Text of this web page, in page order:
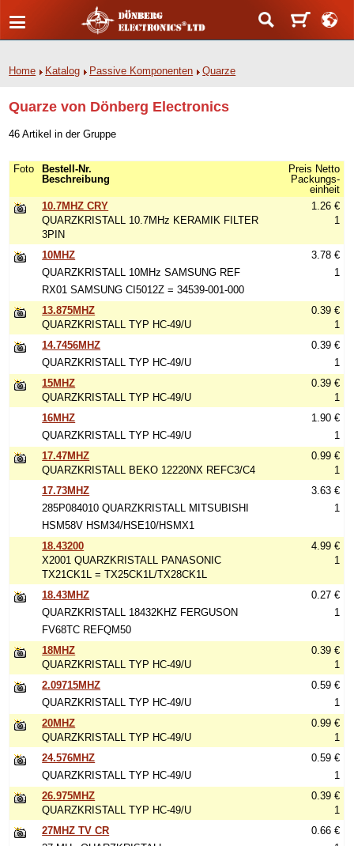
Home Katalog Passive Komponenten Quarze
Quarze von Dönberg Electronics
46 Artikel in der Gruppe
Foto
Bestell-Nr.
Beschreibung
Preis Netto
Packungs-
einheit
10.7MHZ CRY
QUARZKRISTALL 10.7MHz KERAMIK FILTER
3PIN
1.26 €
1
10MHZ
QUARZKRISTALL 10MHz SAMSUNG REF
RX01 SAMSUNG CI5012Z = 34539-001-000
3.78 €
1
13.875MHZ
QUARZKRISTALL TYP HC-49/U
0.39 €
1
14.7456MHZ
QUARZKRISTALL TYP HC-49/U
0.39 €
1
15MHZ
QUARZKRISTALL TYP HC-49/U
0.39 €
1
16MHZ
QUARZKRISTALL TYP HC-49/U
1.90 €
1
17.47MHZ
QUARZKRISTALL BEKO 12220NX REFC3/C4
0.99 €
1
17.73MHZ
285P084010 QUARZKRISTALL MITSUBISHI
HSM58V HSM34/HSE10/HSMX1
3.63 €
1
18.43200
X2001 QUARZKRISTALL PANASONIC
TX21CK1L = TX25CK1L/TX28CK1L
4.99 €
1
18.43MHZ
QUARZKRISTALL 18432KHZ FERGUSON
FV68TC REFQM50
0.27 €
1
18MHZ
QUARZKRISTALL TYP HC-49/U
0.39 €
1
2.09715MHZ
QUARZKRISTALL TYP HC-49/U
0.59 €
1
20MHZ
QUARZKRISTALL TYP HC-49/U
0.99 €
1
24.576MHZ
QUARZKRISTALL TYP HC-49/U
0.59 €
1
26.975MHZ
QUARZKRISTALL TYP HC-49/U
0.39 €
1
27MHZ TV CR
0.66 €